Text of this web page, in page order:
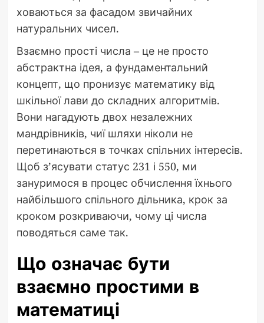
ховаються за фасадом звичайних
натуральних чисел.
Взаємно прості числа – це не просто
абстрактна ідея, а фундаментальний
концепт, що пронизує математику від
шкільної лави до складних алгоритмів.
Вони нагадують двох незалежних
мандрівників, чиї шляхи ніколи не
перетинаються в точках спільних інтересів.
Щоб з’ясувати статус 231 і 550, ми
зануримося в процес обчислення їхнього
найбільшого спільного дільника, крок за
кроком розкриваючи, чому ці числа
поводяться саме так.
Що означає бути
взаємно простими в
математиці